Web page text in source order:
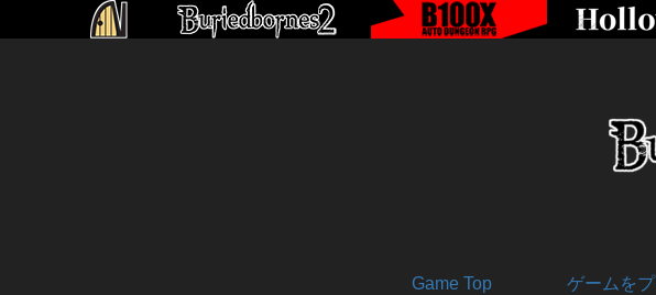
Game Top ゲームを